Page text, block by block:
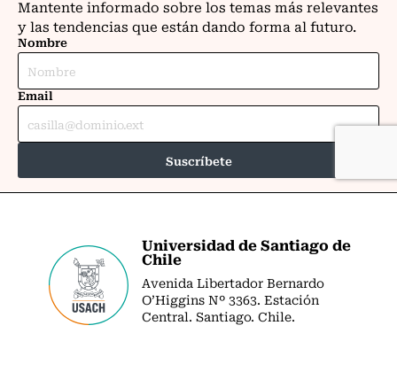
Universidad de Santiago de
Chile
Avenida Libertador Bernardo
O’Higgins Nº 3363. Estación
Central. Santiago. Chile.